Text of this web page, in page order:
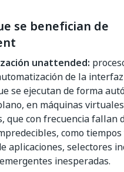
se benefician de
unattended:
de la
se ejecutan de forma
en máquinas
que con frecuencia fallan
como
aplicaciones, selectores
inesperadas.